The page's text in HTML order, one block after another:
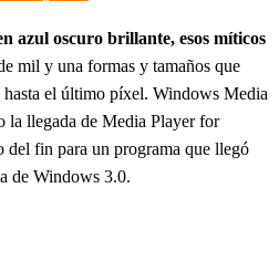
azul oscuro brillante, esos míticos
mil y una formas y tamaños que
el último píxel. Windows Media
la llegada de Media Player for
fin para un programa que llegó
de Windows 3.0.